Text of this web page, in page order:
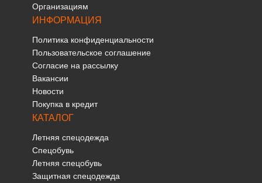
Организациям
ИНФОРМАЦИЯ
Политика конфиденциальности
Пользовательское соглашение
Согласие на рассылку
Вакансии
Новости
Покупка в кредит
КАТАЛОГ
Летняя спецодежда
Спецобувь
Летняя спецобувь
Защитная спецодежда